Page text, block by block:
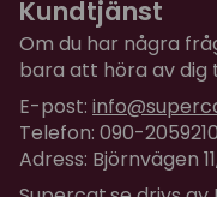
Kundtjänst
Om du har några
bara att höra av dig
E-post:
Telefon: 090-2059210
Adress: Björnvägen